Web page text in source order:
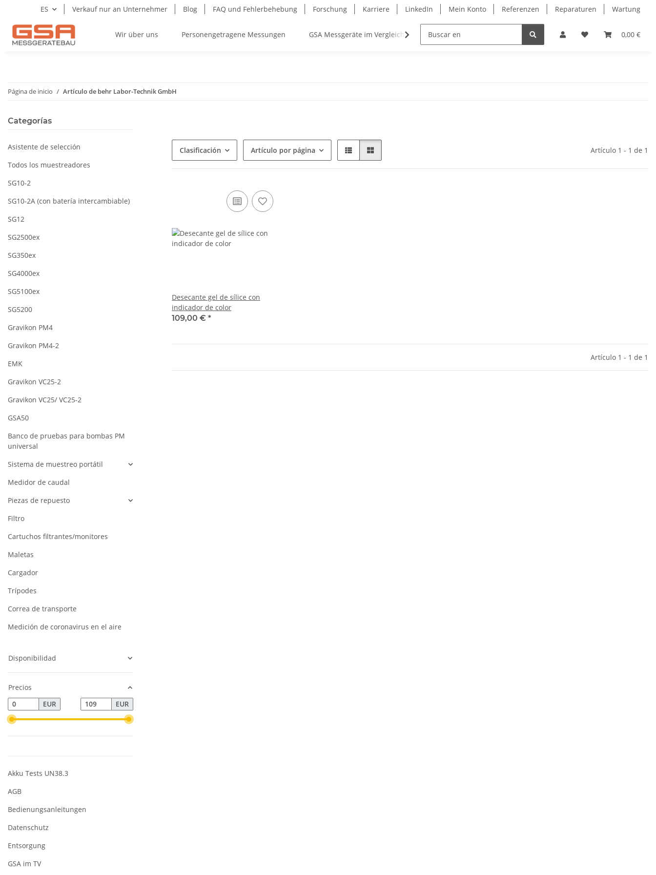
ES Verkauf nur an Unternehmer Blog FAQ und Fehlerbehebung Forschung Karriere LinkedIn Mein Konto Referenzen Reparaturen Wartung
0,00 €
Wir über uns Personengetragene Messungen GSA Messgeräte im Vergleich Kontakt
Página de inicio Artículo de behr Labor-Technik GmbH
Clasificación Artículo por página Artículo 1 - 1 de 1
Desecante gel de sílice con
indicador de color
109,00 € *
Artículo 1 - 1 de 1
Categorías
Asistente de selección
Todos los muestreadores
SG10-2
SG10-2A (con batería intercambiable)
SG12
SG2500ex
SG350ex
SG4000ex
SG5100ex
SG5200
Gravikon PM4
Gravikon PM4-2
EMK
Gravikon VC25-2
Gravikon VC25/ VC25-2
GSA50
Banco de pruebas para bombas PM
universal
Sistema de muestreo portátil
Medidor de caudal
Piezas de repuesto
Filtro
Cartuchos filtrantes/monitores
Maletas
Cargador
Trípodes
Correa de transporte
Medición de coronavirus en el aire
Disponibilidad
Precios
EUR
EUR
Akku Tests UN38.3
AGB
Bedienungsanleitungen
Datenschutz
Entsorgung
GSA im TV